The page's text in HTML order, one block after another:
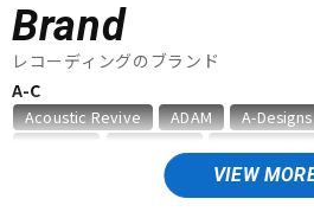
管楽器
アンプ
Brand
レコーディングのブランド
VIEW
A-C
Acoustic Revive ADAM A-Designs
ART
audio-technica AUDIX